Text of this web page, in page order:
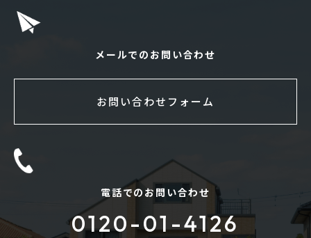
メールでのお問い合わせ
お問い合わせフォーム
電話でのお問い合わせ
0120-01-4126